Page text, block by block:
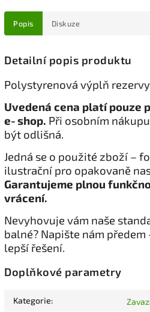
Popis Diskuze
Detailní popis produktu
Polystyrenová výplň rezervy
Uvedená cena platí pouze
e‑shop. Při osobním
být odlišná.
Jedná se o použité zboží –
ilustrační pro opakovaně
Garantujeme plnou
vrácení.
Nevyhovuje vám naše
balné? Napište nám
lepší řešení.
Doplňkové parametry
Kategorie: